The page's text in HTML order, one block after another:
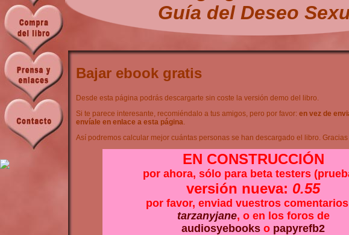
Bajar ebook gratis
Desde esta página podrás descargarte sin coste la versión demo del libro.
Si te parece interesante, recomiéndalo a tus amigos, pero por favor: en vez de
envíale en enlace a esta página.
Así podremos calcular mejor cuántas personas se han descargado el libro.
EN CONSTRUCCIÓN
por ahora, sólo para beta testers
versión nueva: 0.55
por favor, enviad vuestros
tarzanyjane, o en los foros de
audiosyebooks o papyrefb2
Guía del Deseo